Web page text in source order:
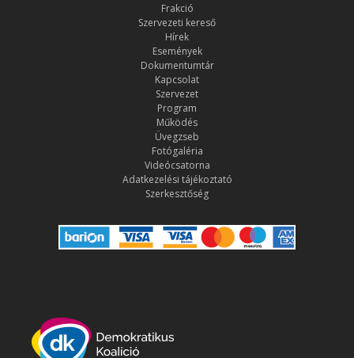
Frakció
Szervezeti kereső
Hírek
Események
Dokumentumtár
Kapcsolat
Szervezet
Program
Működés
Üvegzseb
Fotógaléria
Videócsatorna
Adatkezelési tájékoztató
Szerkesztőség